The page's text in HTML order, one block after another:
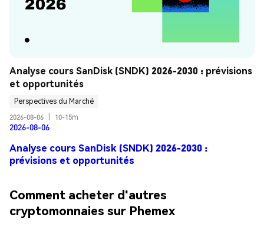
Analyse cours SanDisk (SNDK) 2026-2030 : prévisions
et opportunités
Perspectives du Marché
2026-08-06
10-15m
2026-08-06
Analyse cours SanDisk (SNDK) 2026-2030 :
prévisions et opportunités
Comment acheter d'autres
cryptomonnaies sur Phemex